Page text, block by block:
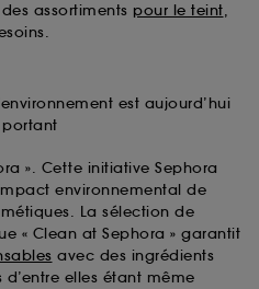
assortiments pour le teint,
est aujourd’hui
». Cette initiative Sephora
environnemental de
La sélection de
« Clean at Sephora » garantit
avec des ingrédients
d’entre elles étant même